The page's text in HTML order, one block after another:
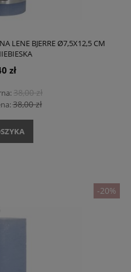
LENE BJERRE Ø7,5X12,5 CM
zł
38,00 zł
38,00 zł
-20%